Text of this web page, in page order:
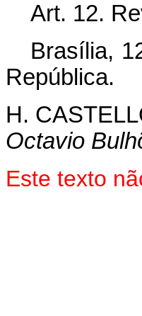
Art. 12.
Brasília,
República.
H.
Octavio
Este texto